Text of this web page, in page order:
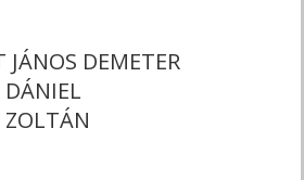
JÁNOS DEMETER